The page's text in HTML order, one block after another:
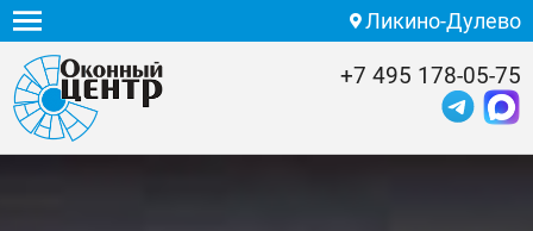
Ликино-Дулево
+7 495 178-05-75